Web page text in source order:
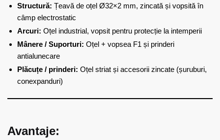
Structură: Țeavă de oțel Ø32×2 mm, zincată și vopsită în
câmp electrostatic
Arcuri: Oțel industrial, vopsit pentru protecție la intemperii
Mânere / Suporturi: Oțel + vopsea F1 și prinderi
antialunecare
Plăcuțe / prinderi: Oțel striat și accesorii zincate (șuruburi,
conexpanduri)
Avantaje: